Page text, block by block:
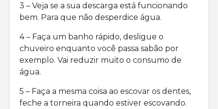
3 – Veja se a sua descarga está funcionando
bem. Para que não desperdice água.
4 – Faça um banho rápido, desligue o
chuveiro enquanto você passa sabão por
exemplo. Vai reduzir muito o consumo de
água.
5 – Faça a mesma coisa ao escovar os dentes,
feche a torneira quando estiver escovando.